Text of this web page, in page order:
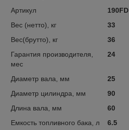
Артикул
190FD
Вес (нетто), кг
33
Вес(брутто), кг
36
Гарантия производителя,
мес
24
Диаметр вала, мм
25
Диаметр цилиндра, мм
90
Длина вала, мм
60
Емкость топливного бака, л
6.5